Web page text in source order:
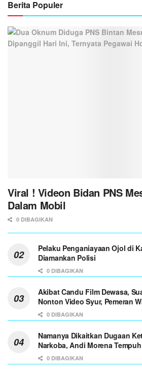
Berita Populer
Viral ! Videon Bidan PNS
Dalam Mobil
0 DIBAGIKAN
Pelaku Penganiayaan Ojol di
Diamankan Polisi
0 DIBAGIKAN
Akibat Candu Film Dewasa,
Nonton Video Syur, Pemeran
0 DIBAGIKAN
Namanya Dikaitkan Dugaan
Narkoba, Andi Morena
0 DIBAGIKAN